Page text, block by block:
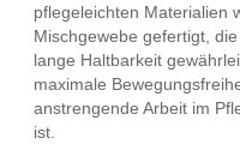
pflegeleichten Materialien
Mischgewebe gefertigt,
lange Haltbarkeit
maximale
anstrengende Arbeit im
ist.